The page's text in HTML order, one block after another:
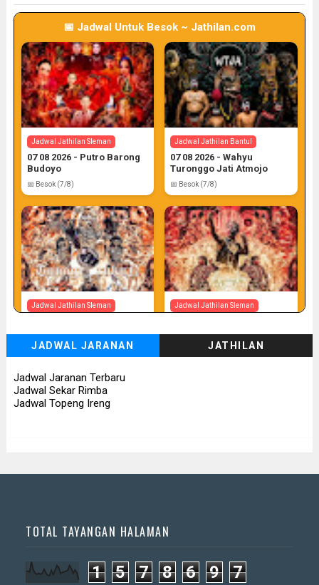
Jadwal Jathilan Gunung Kidul
06 08 2026 - Wahyu Budoyo
📅 Target: 6 (Post: 6/7)
📅 Jadwal Untuk Besok ~ Jathilan.com
Jadwal Jathilan Sleman
07 08 2026 - Putro Barong
Budoyo
📅 Besok (7/8)
Jadwal Jathilan Bantul
07 08 2026 - Wahyu
Turonggo Jati Atmojo
📅 Besok (7/8)
Jadwal Jathilan Sleman
📅 Besok (7/8)
Jadwal Jathilan Sleman
📅 Besok (7/8)
JADWAL JARANAN JATHILAN
Jadwal Jaranan Terbaru
Jadwal Sekar Rimba
Jadwal Topeng Ireng
TOTAL TAYANGAN HALAMAN
1 5 7 8 6 9 7